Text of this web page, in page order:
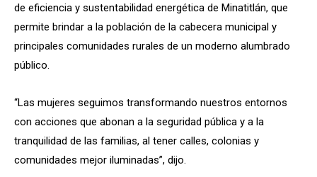
de eficiencia y sustentabilidad energética de Minatitlán, que
permite brindar a la población de la cabecera municipal y
principales comunidades rurales de un moderno alumbrado
público.
“Las mujeres seguimos transformando nuestros entornos
con acciones que abonan a la seguridad pública y a la
tranquilidad de las familias, al tener calles, colonias y
comunidades mejor iluminadas”, dijo.